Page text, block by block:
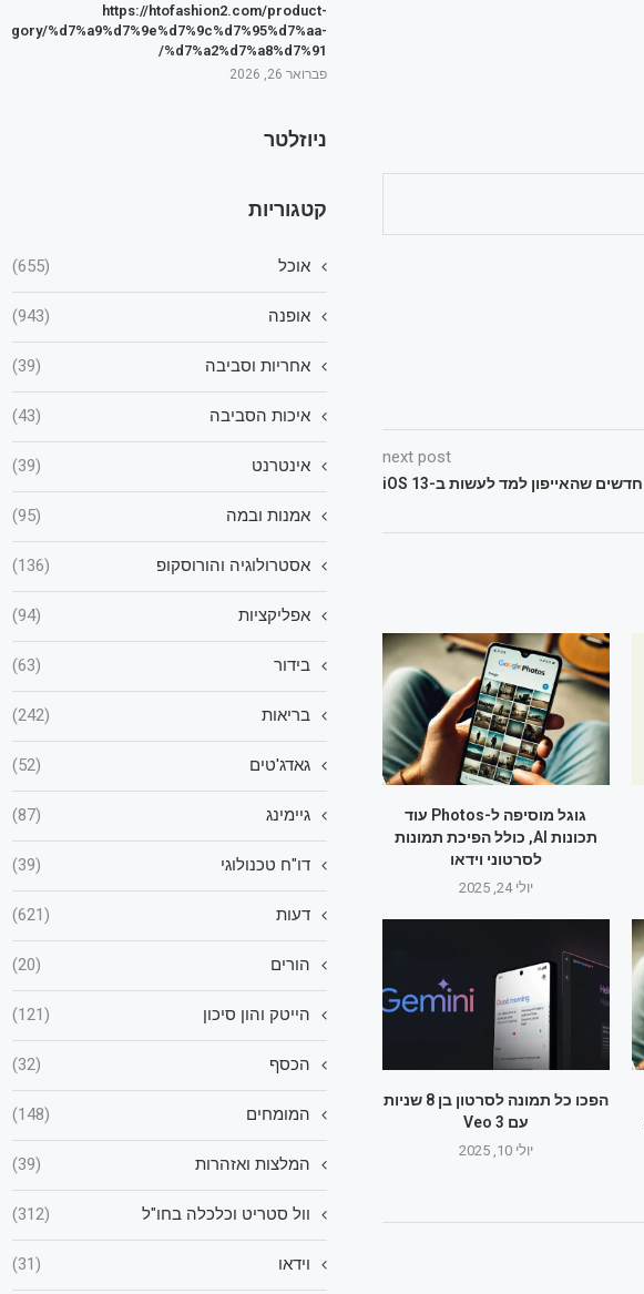
next post
גוגל מוסיפה ל-Photos עוד
תכונות AI, כולל הפיכת תמונות
לסרטוני וידאו
יולי 24, 2025
הפכו כל תמונה לסרטון בן 8 שניות
עם Veo 3
יולי 10, 2025
https://htofashion2.com/product-
%d7%a9%d7%9e%d7%9c%d7%95%d7%aa-
%d7%a2%d7%a8%d7%91/
פברואר 26, 2026
ניוזלטר
קטגוריות
אוכל (655)
אופנה (943)
אחריות וסביבה (39)
איכות הסביבה (43)
אינטרנט (39)
אמנות ובמה (95)
אסטרולוגיה והורוסקופ (136)
אפליקציות (94)
בידור (63)
בריאות (242)
גאדג'טים (52)
גיימינג (87)
דו"ח טכנולוגי (39)
דעות (621)
הורים (20)
הייטק והון סיכון (121)
הכסף (32)
המומחים (148)
המלצות ואזהרות (39)
וול סטריט וכלכלה בחו"ל (312)
וידאו (31)